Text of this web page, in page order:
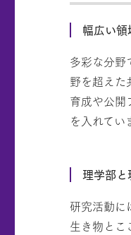
幅広い
多彩な分野
野を超えた
育成や公開
を入れてい
理学部
研究活動に
生き物とこ